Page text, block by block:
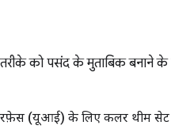
को पसंद के मुताबिक बनाने के
(यूआई) के लिए कलर थीम सेट